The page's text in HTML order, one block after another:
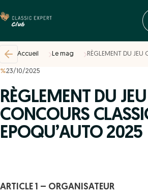
Accueil Le mag RÈGLEMENT DU JEU
%23/10/2025
RÈGLEMENT DU JEU
CONCOURS
EPOQU’AUTO 2025
ARTICLE 1 – ORGANISATEUR